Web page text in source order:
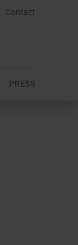
Contact
PRESS